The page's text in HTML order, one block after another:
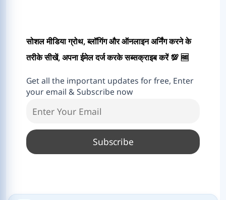
सोशल मीडिया ग्रोथ, ब्लॉगिंग और ऑनलाइन अर्निंग करने के
तरीके सीखें, अपना ईमेल दर्ज करके सब्सक्राइब करें 💯 🆓
Get all the important updates for free, Enter
your email & Subscribe now